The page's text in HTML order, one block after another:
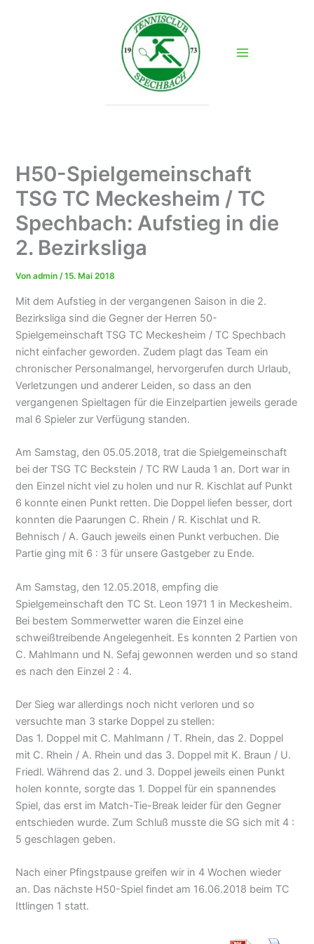
H50-Spielgemeinschaft
TSG TC Meckesheim / TC
Spechbach: Aufstieg in die
2. Bezirksliga
Vonadmin/15. Mai 2018
Mit dem Aufstieg in der vergangenen Saison in die 2.
Bezirksliga sind die Gegner der Herren 50-
Spielgemeinschaft TSG TC Meckesheim / TC Spechbach
nicht einfacher geworden. Zudem plagt das Team ein
chronischer Personalmangel, hervorgerufen durch Urlaub,
Verletzungen und anderer Leiden, so dass an den
vergangenen Spieltagen für die Einzelpartien jeweils gerade
mal 6 Spieler zur Verfügung standen.
Am Samstag, den 05.05.2018, trat die Spielgemeinschaft
bei der TSG TC Beckstein / TC RW Lauda 1 an. Dort war in
den Einzel nicht viel zu holen und nur R. Kischlat auf Punkt
6 konnte einen Punkt retten. Die Doppel liefen besser, dort
konnten die Paarungen C. Rhein / R. Kischlat und R.
Behnisch / A. Gauch jeweils einen Punkt verbuchen. Die
Partie ging mit 6 : 3 für unsere Gastgeber zu Ende.
Am Samstag, den 12.05.2018, empfing die
Spielgemeinschaft den TC St. Leon 1971 1 in Meckesheim.
Bei bestem Sommerwetter waren die Einzel eine
schweißtreibende Angelegenheit. Es konnten 2 Partien von
C. Mahlmann und N. Sefaj gewonnen werden und so stand
es nach den Einzel 2 : 4.
Der Sieg war allerdings noch nicht verloren und so
versuchte man 3 starke Doppel zu stellen:
Das 1. Doppel mit C. Mahlmann / T. Rhein, das 2. Doppel
mit C. Rhein / A. Rhein und das 3. Doppel mit K. Braun / U.
Friedl. Während das 2. und 3. Doppel jeweils einen Punkt
holen konnte, sorgte das 1. Doppel für ein spannendes
Spiel, das erst im Match-Tie-Break leider für den Gegner
entschieden wurde. Zum Schluß musste die SG sich mit 4 :
5 geschlagen geben.
Nach einer Pfingstpause greifen wir in 4 Wochen wieder
an. Das nächste H50-Spiel findet am 16.06.2018 beim TC
Ittlingen 1 statt.